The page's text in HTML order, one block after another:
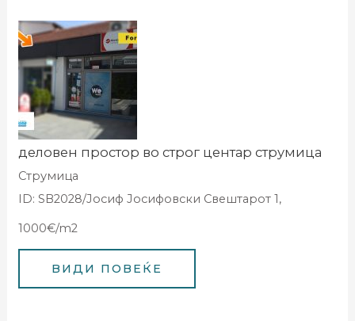
деловен простор во строг центар струмица
Струмица
ID: SB2028/Јосиф Јосифовски Свештарот 1,
1000€/m2